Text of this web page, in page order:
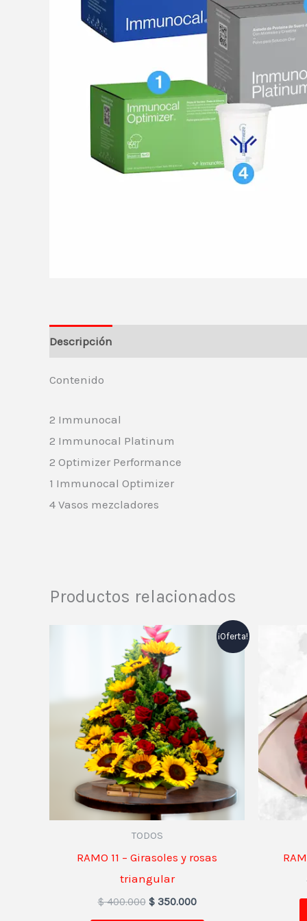
Descripción
Contenido
2 Immunocal
2 Immunocal Platinum
2 Optimizer Performance
1 Immunocal Optimizer
4 Vasos mezcladores
Productos relacionados
¡Oferta!
TODOS
RAMO 11 – Girasoles y rosas
triangular
$400.000
El
precio
original
era:
$ 400.000.
$350.000
precio
actual